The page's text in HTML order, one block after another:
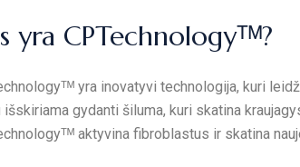
yra CPTechnologyᵀᴹ?
yra inovatyvi technologija, kuri
išskiriama gydanti šiluma, kuri skatina
aktyvina fibroblastus ir skatina